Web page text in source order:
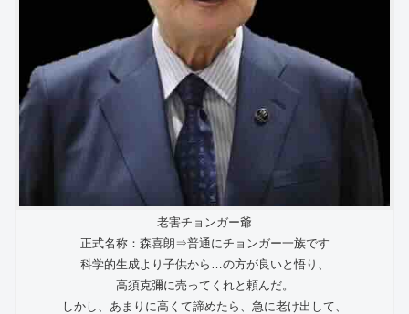
老害チョンガー爺
正式名称：森喜朗⇒普通にチョンガー一族です
科学的生成より子供から…の方が良いと悟り、
高須克彌に売ってくれと頼んだ。
しかし、あまりに高くて諦めたら、急に老け出して、